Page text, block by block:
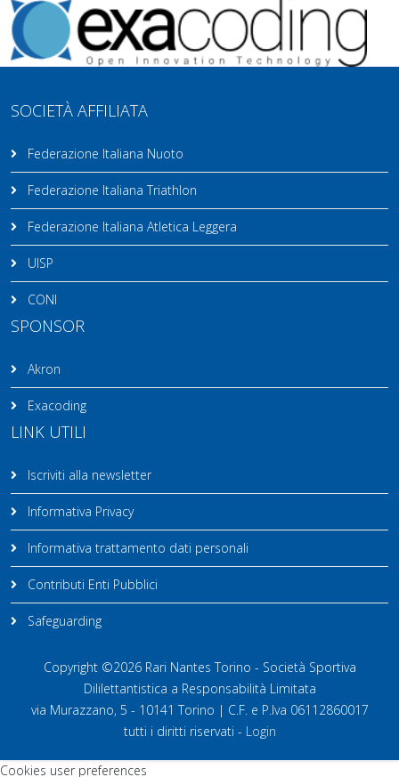
SOCIETÀ AFFILIATA
Federazione Italiana Nuoto
Federazione Italiana Triathlon
Federazione Italiana Atletica Leggera
UISP
CONI
SPONSOR
Akron
Exacoding
LINK UTILI
Iscriviti alla newsletter
Informativa Privacy
Informativa trattamento dati personali
Contributi Enti Pubblici
Safeguarding
Copyright ©2026 Rari Nantes Torino - Società Sportiva
Dililettantistica a Responsabilità Limitata
via Murazzano, 5 - 10141 Torino | C.F. e P.Iva 06112860017
tutti i diritti riservati - Login
Cookies user preferences